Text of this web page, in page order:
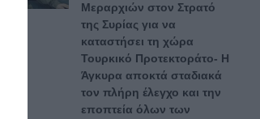
Μεραρχιών στον Στρατό
της Συρίας για να
καταστήσει τη χώρα
Τουρκικό Προτεκτοράτο- Η
Άγκυρα αποκτά σταδιακά
τον πλήρη έλεγχο και την
εποπτεία όλων των